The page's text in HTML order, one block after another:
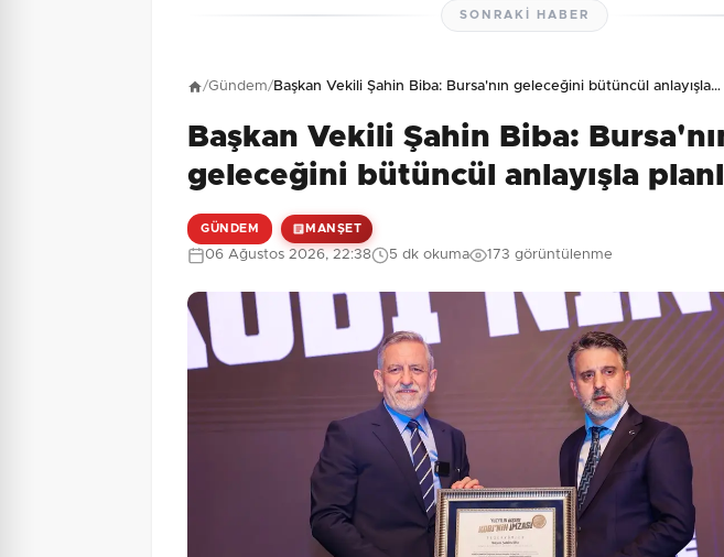
Güvenlik Sorusu: 4 + 9 = ? Gönder
SONRAKI HABER
/Gündem/Başkan Vekili Şahin Biba: Bursa'nın geleceğini bütüncül anlayışla…
Başkan Vekili Şahin Biba:
geleceğini bütüncül anlayışla
GÜNDEM MANŞET
06 Ağustos 2026, 22:38 5 dk okuma 173 görüntülenme